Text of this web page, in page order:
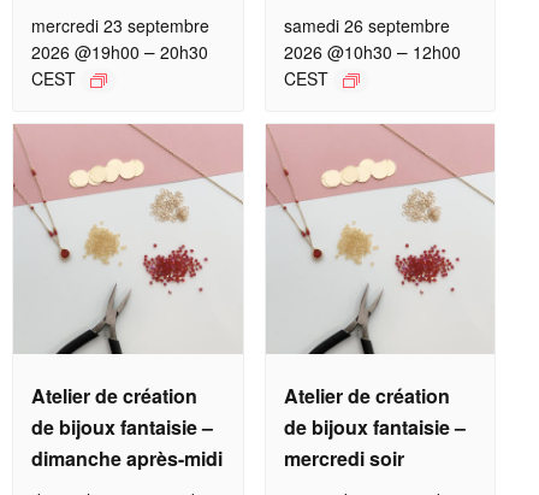
mercredi 23 septembre
2026 @19h00 –20h30
CEST
samedi 26 septembre
2026 @10h30 – 12h00
CEST
Atelier de création
de bijoux fantaisie –
dimanche après-midi
Atelier de création
de bijoux fantaisie –
mercredi soir